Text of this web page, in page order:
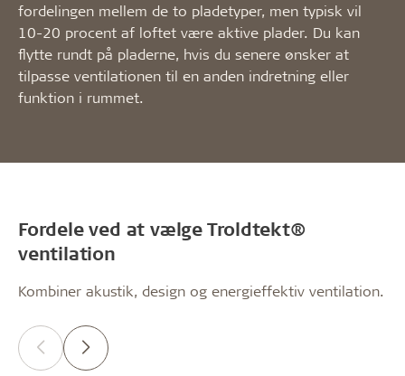
fordelingen mellem de to pladetyper, men typisk vil
10-20 procent af loftet være aktive plader. Du kan
flytte rundt på pladerne, hvis du senere ønsker at
tilpasse ventilationen til en anden indretning eller
funktion i rummet.
Fordele ved at vælge Troldtekt®
ventilation
Kombiner akustik, design og energieffektiv ventilation.